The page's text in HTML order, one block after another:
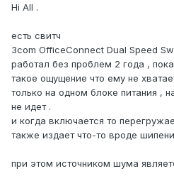
Hi All .
есть свитч
3com OfficeConnect Dual Speed
работал без проблем 2 года ,
такое ощущение что ему не
только на одном блоке питания ,
не идет .
и когда включается то
также издает что-то вроде
при этом источником шума